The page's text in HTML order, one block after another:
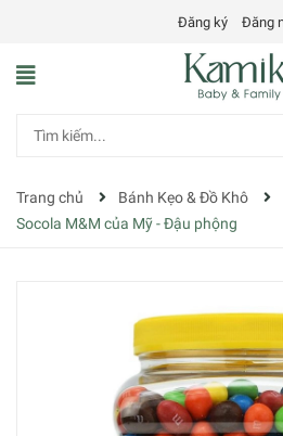
Đăng ký Đăng
Trang chủ
Bánh Kẹo & Đồ Khô
Socola M&M của Mỹ - Đậu phộng